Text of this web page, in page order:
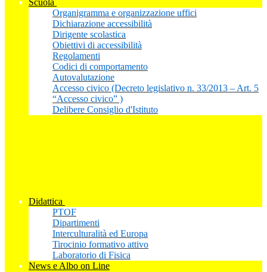
Scuola
Organigramma e organizzazione uffici
Dichiarazione accessibilità
Dirigente scolastica
Obiettivi di accessibilità
Regolamenti
Codici di comportamento
Autovalutazione
Accesso civico (Decreto legislativo n. 33/2013 – Art. 5
“Accesso civico” )
Delibere Consiglio d'Istituto
Didattica
PTOF
Dipartimenti
Interculturalità ed Europa
Tirocinio formativo attivo
Laboratorio di Fisica
News e Albo on Line